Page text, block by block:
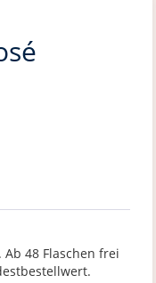
48 Flaschen frei